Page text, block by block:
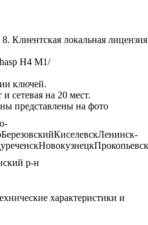
Клиентская локальная
H4 M1/
ключей.
и сетевая на 20 мест.
представлены на фото
р-н
характеристики и